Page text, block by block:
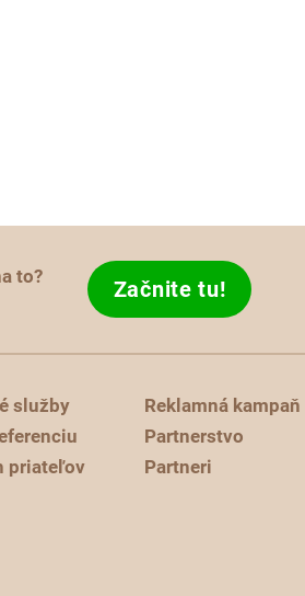
to? Začnite tu!
služby
priateľov
Reklamná kampaň
Partnerstvo
Partneri